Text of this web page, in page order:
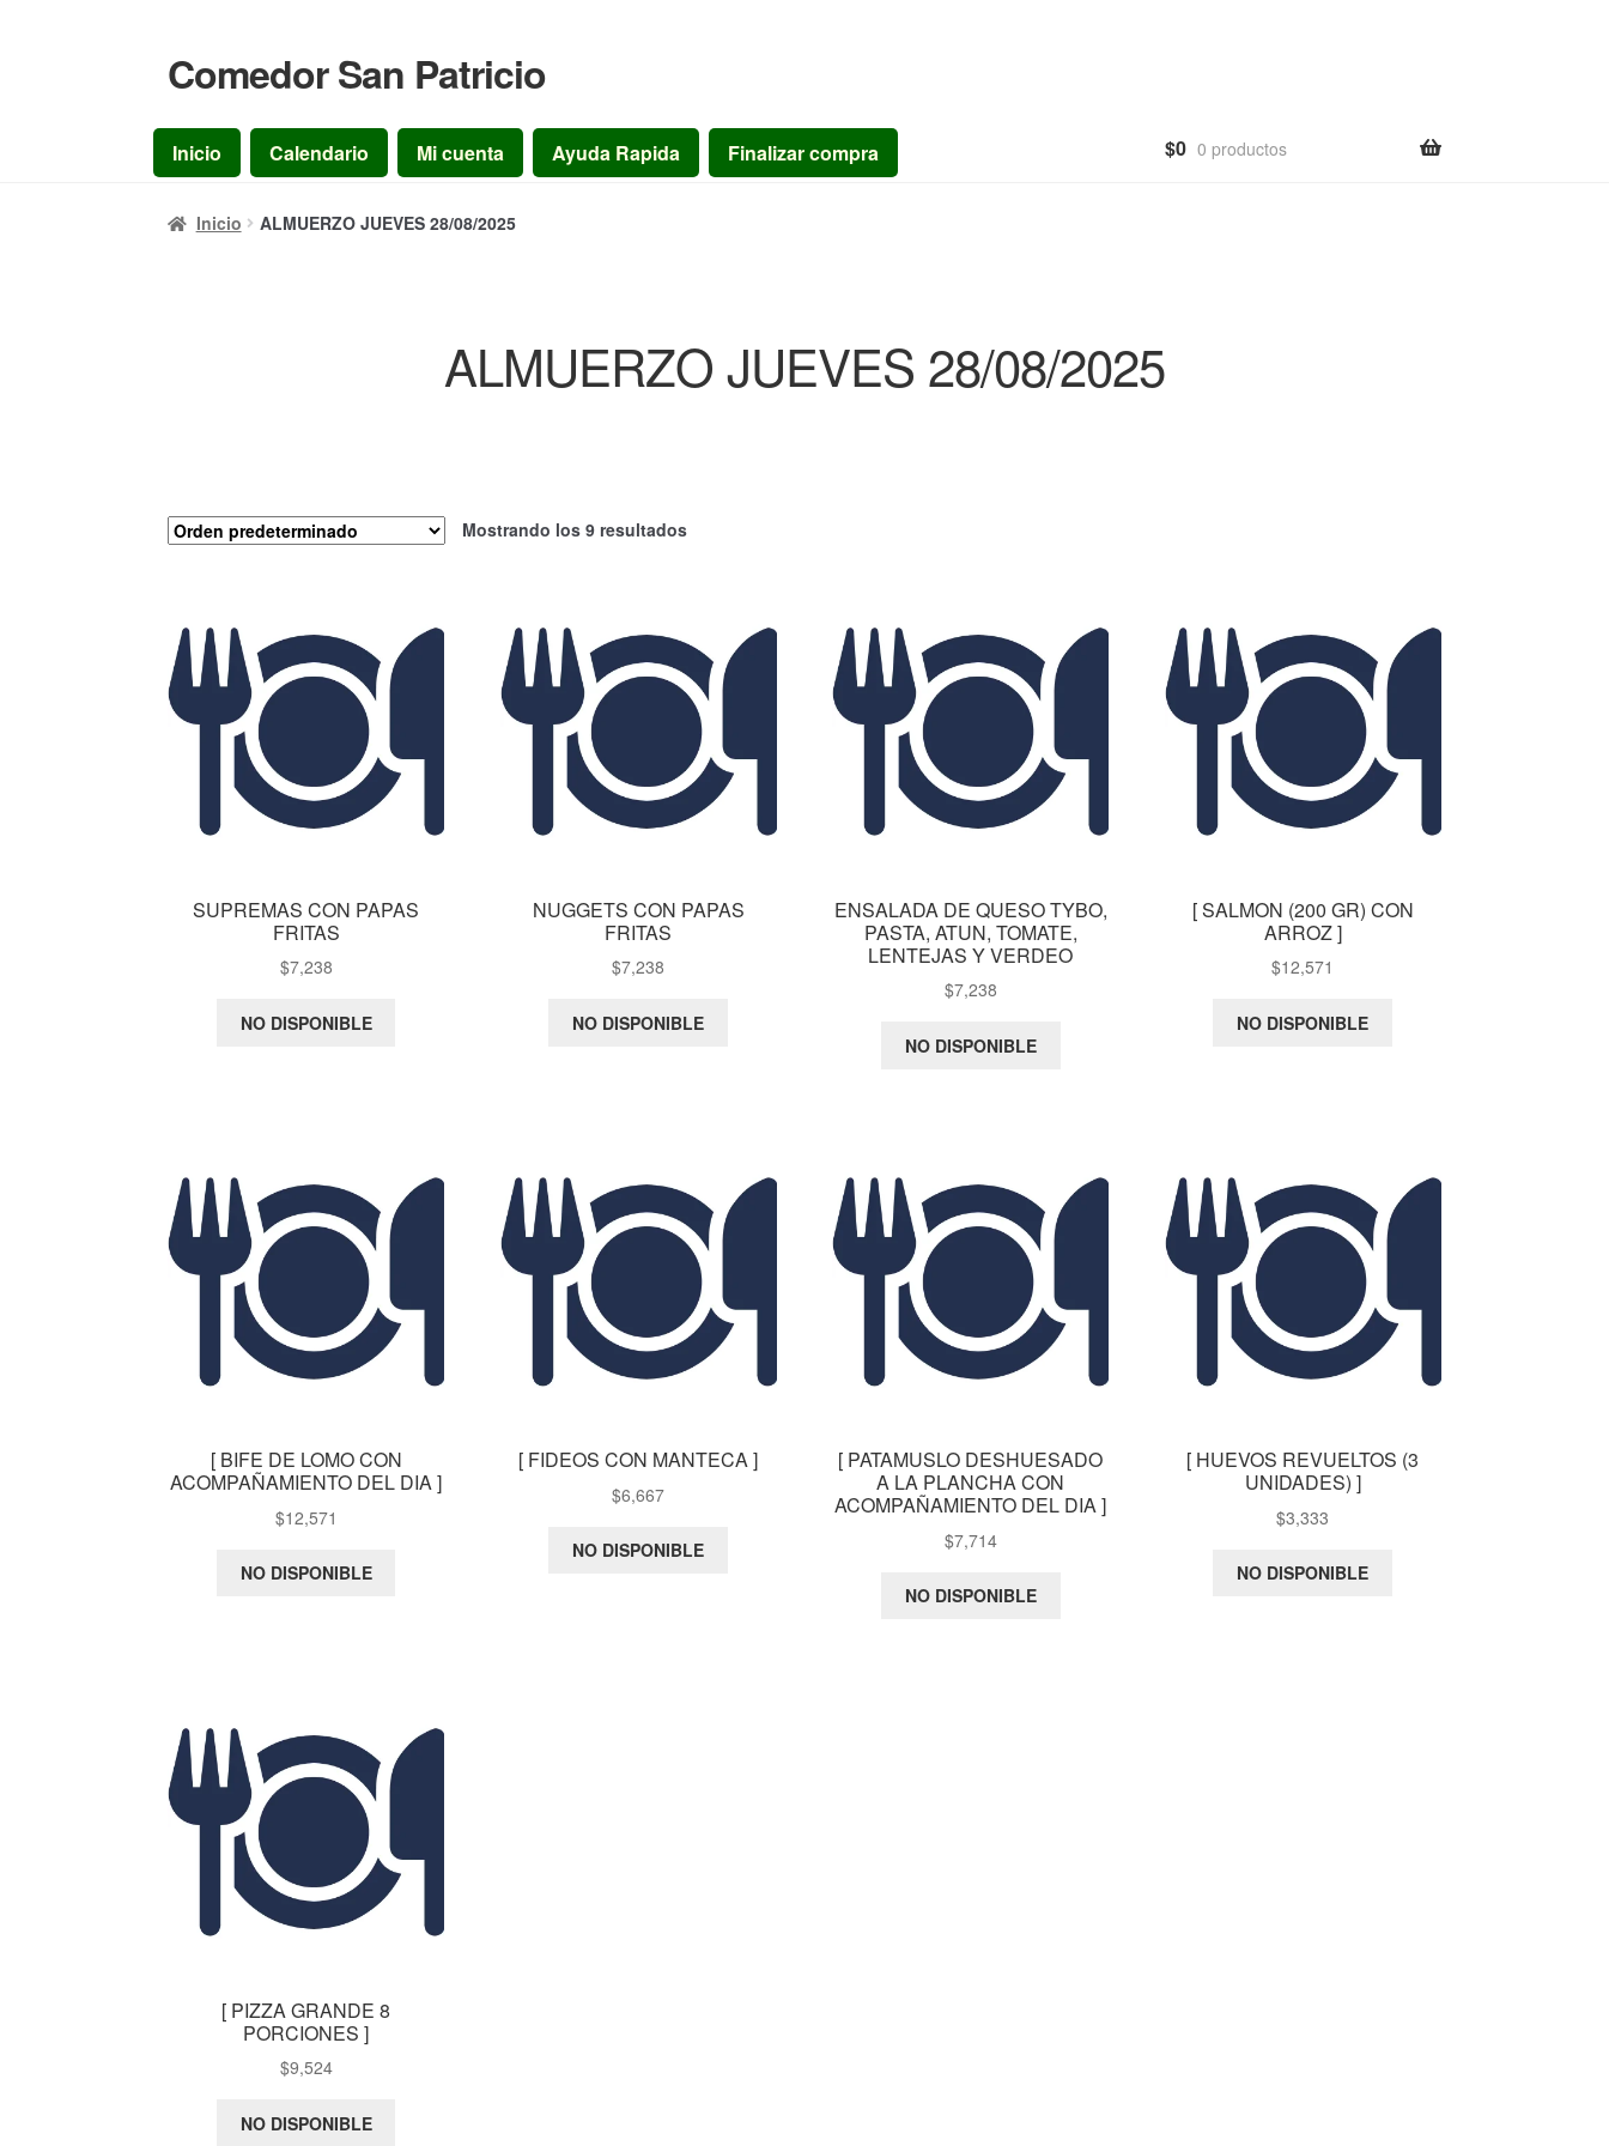
Ir
a
la
navegación
Ir
al
contenido
Comedor San Patricio
Inicio Calendario Mi cuenta Ayuda Rapida Finalizar compra $0 0 productos
Inicio ALMUERZO JUEVES 28/08/2025
ALMUERZO JUEVES 28/08/2025
Mostrando los 9 resultados
SUPREMAS CON PAPAS
FRITAS
$7,238
NO DISPONIBLE
NUGGETS CON PAPAS
FRITAS
$7,238
NO DISPONIBLE
ENSALADA DE QUESO TYBO,
PASTA, ATUN, TOMATE,
LENTEJAS Y VERDEO
$7,238
NO DISPONIBLE
[ SALMON (200 GR) CON
ARROZ ]
$12,571
NO DISPONIBLE
[ BIFE DE LOMO CON
ACOMPAÑAMIENTO DEL DIA ]
$12,571
NO DISPONIBLE
[ FIDEOS CON MANTECA ]
$6,667
NO DISPONIBLE
[ PATAMUSLO DESHUESADO
A LA PLANCHA CON
ACOMPAÑAMIENTO DEL DIA ]
$7,714
NO DISPONIBLE
[ HUEVOS REVUELTOS (3
UNIDADES) ]
$3,333
NO DISPONIBLE
[ PIZZA GRANDE 8
PORCIONES ]
$9,524
NO DISPONIBLE